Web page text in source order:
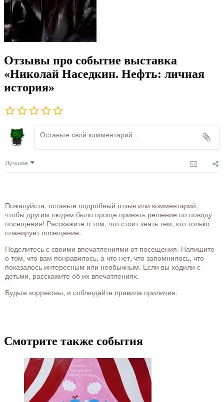
Отзывы про событие выставка
«Николай Наседкин. Нефть: личная
история»
Лучшие
Пожалуйста, оставьте подробный отзыв или комментарий,
чтобы другим людям было проще принять решение по поводу
посещения! Расскажите о том, что стоит знать тем, кто только
планирует посещение.
Поделитесь с своими впечатлениями от посещения. Напишите
о том, что вам понравилось, а что нет, что запомнилось, что
показалось интересным или необычным. Если вы ходили с
детьми, расскажите об их впечатлениях.
Будьте корректны, и соблюдайте правила приличия.
Смотрите также события